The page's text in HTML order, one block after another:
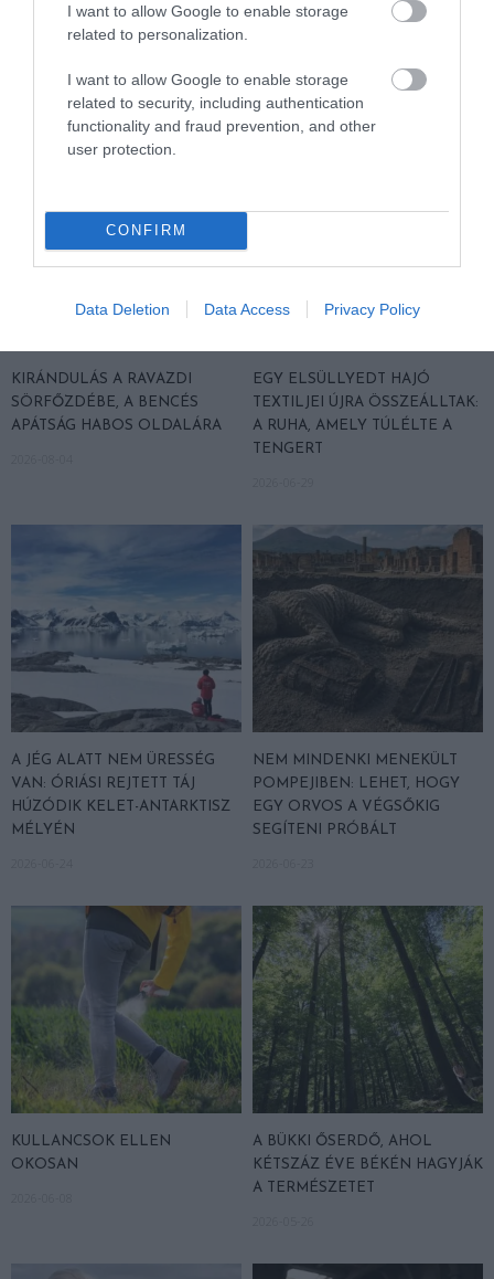
I want to allow Google to enable storage
related to personalization.
I want to allow Google to enable storage
related to security, including authentication
functionality and fraud prevention, and other
user protection.
CONFIRM
Data Deletion Data Access Privacy Policy
PANNONHALMI
GYÓGYNÖVÉNYKERTBE ÉS
2026-08-04
PANNONHALMI FŐAPÁTSÁG
2026-08-04
KIRÁNDULÁS A RAVAZDI
SÖRFŐZDÉBE, A BENCÉS
APÁTSÁG HABOS OLDALÁRA
EGY ELSÜLLYEDT HAJÓ
TEXTILJEI ÚJRA ÖSSZEÁLLTAK:
A RUHA, AMELY TÚLÉLTE A
TENGERT
A JÉG ALATT NEM ÜRESSÉG
VAN: ÓRIÁSI REJTETT TÁJ
HÚZÓDIK KELET-ANTARKTISZ
MÉLYÉN
NEM MINDENKI MENEKÜLT
POMPEJIBEN: LEHET, HOGY
EGY ORVOS A VÉGSŐKIG
SEGÍTENI PRÓBÁLT
KULLANCSOK ELLEN
OKOSAN
A BÜKKI ŐSERDŐ, AHOL
KÉTSZÁZ ÉVE BÉKÉN HAGYJÁK
A TERMÉSZETET